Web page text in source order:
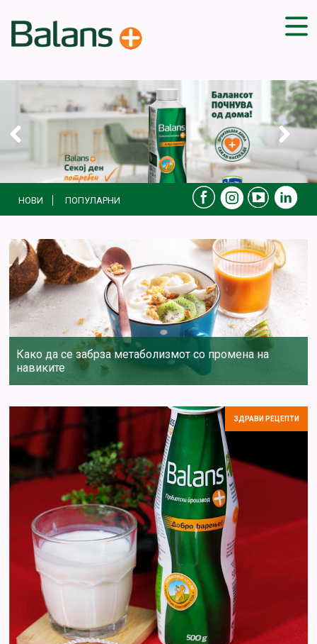
ДОМА
СОВЕТИ
ВЕЖБИ
ПЛАН ЗА ИСХРАНА
ЗДРАВИ РЕЦЕПТИ
БЛОГ
ПРОИЗВОДИ
НОВИ ПОПУЛАРНИ
Како да се забрза метаболизмот со промена на
навиките
ЗДРАВИ РЕЦЕПТИ